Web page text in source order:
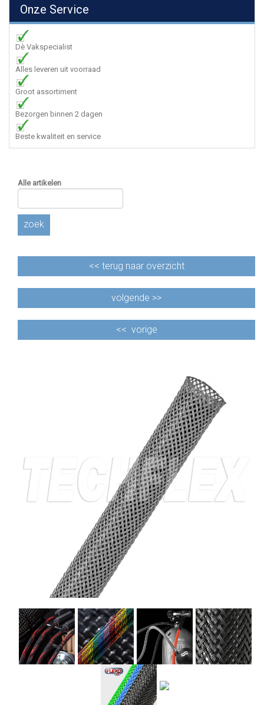
Onze Service
Dè Vakspecialist
Alles leveren uit voorraad
Groot assortiment
Bezorgen binnen 2 dagen
Beste kwaliteit en service
Alle artikelen
zoek
<< terug naar overzicht
volgende >>
<< vorige